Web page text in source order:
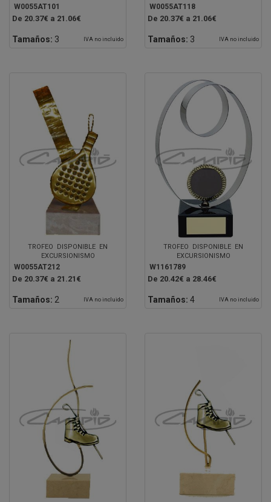
W0055AT101
De 20.37€ a 21.06€
Tamaños: 3 IVA no incluido
W0055AT118
De 20.37€ a 21.06€
Tamaños: 3 IVA no incluido
TROFEO DISPONIBLE EN
EXCURSIONISMO
W0055AT212
De 20.37€ a 21.21€
Tamaños: 2 IVA no incluido
TROFEO DISPONIBLE EN
EXCURSIONISMO
W1161789
De 20.42€ a 28.46€
Tamaños: 4 IVA no incluido